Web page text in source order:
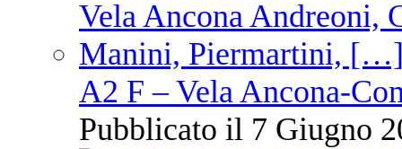
A2 F – Vela Ancona-
Pubblicato il 7 Giugno